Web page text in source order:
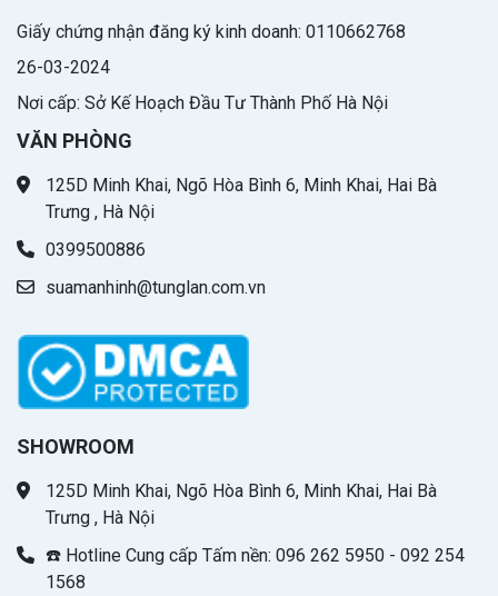
Giấy chứng nhận đăng ký kinh doanh: 0110662768
26-03-2024
Nơi cấp: Sở Kế Hoạch Đầu Tư Thành Phố Hà Nội
VĂN PHÒNG
125D Minh Khai, Ngõ Hòa Bình 6, Minh Khai, Hai Bà
Trưng , Hà Nội
0399500886
suamanhinh@tunglan.com.vn
SHOWROOM
125D Minh Khai, Ngõ Hòa Bình 6, Minh Khai, Hai Bà
Trưng , Hà Nội
☎️ Hotline Cung cấp Tấm nền: 096 262 5950 - 092 254
1568